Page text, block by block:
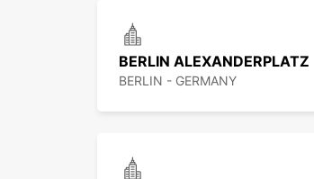
BERLIN ALEXANDERPLATZ
BERLIN - GERMANY